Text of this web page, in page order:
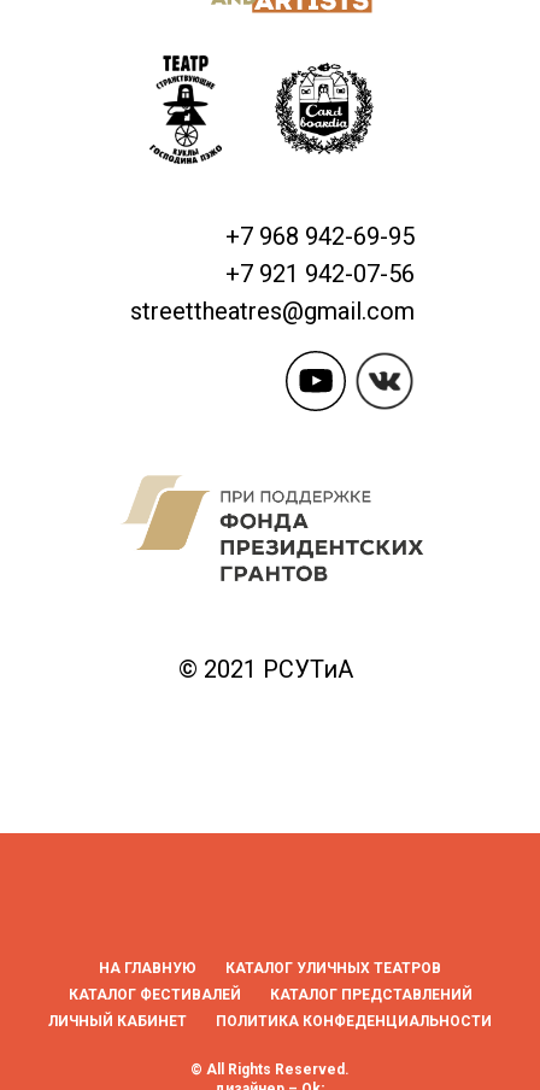
+7 968 942-69-95
+7 921 942-07-56
streettheatres@gmail.com
© 2021 РСУТиА
НА ГЛАВНУЮ
КАТАЛОГ УЛИЧНЫХ ТЕАТРОВ
КАТАЛОГ ФЕСТИВАЛЕЙ
КАТАЛОГ ПРЕДСТАВЛЕНИЙ
ЛИЧНЫЙ КАБИНЕТ
ПОЛИТИКА КОНФЕДЕНЦИАЛЬНОСТИ
© All Rights Reserved.